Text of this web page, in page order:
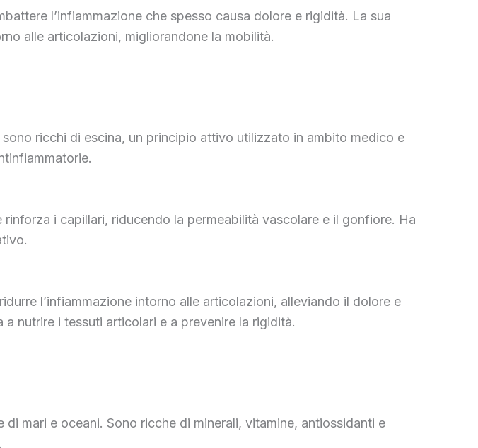
l’infiammazione che spesso causa dolore e rigidità. La sua
alle articolazioni, migliorandone la mobilità.
ricchi di escina, un principio attivo utilizzato in ambito medico e
i capillari, riducendo la permeabilità vascolare e il gonfiore. Ha
l’infiammazione intorno alle articolazioni, alleviando il dolore e
nutrire i tessuti articolari e a prevenire la rigidità.
mari e oceani. Sono ricche di minerali, vitamine, antiossidanti e